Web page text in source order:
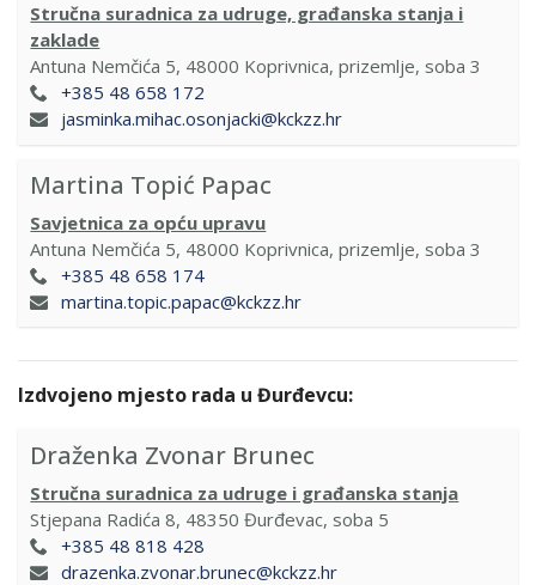
Stručna suradnica za udruge, građanska stanja i
zaklade
Antuna Nemčića 5, 48000 Koprivnica, prizemlje, soba 3
+385 48 658 172
jasminka.mihac.osonjacki@kckzz.hr
Martina Topić Papac
Savjetnica za opću upravu
Antuna Nemčića 5, 48000 Koprivnica, prizemlje, soba 3
+385 48 658 174
martina.topic.papac@kckzz.hr
Izdvojeno mjesto rada u Đurđevcu:
Draženka Zvonar Brunec
Stručna suradnica za udruge i građanska stanja
Stjepana Radića 8, 48350 Đurđevac, soba 5
+385 48 818 428
drazenka.zvonar.brunec@kckzz.hr